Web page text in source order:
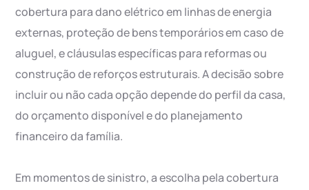
cobertura para dano elétrico em linhas de energia
externas, proteção de bens temporários em caso de
aluguel, e cláusulas específicas para reformas ou
construção de reforços estruturais. A decisão sobre
incluir ou não cada opção depende do perfil da casa,
do orçamento disponível e do planejamento
financeiro da família.
Em momentos de sinistro, a escolha pela cobertura